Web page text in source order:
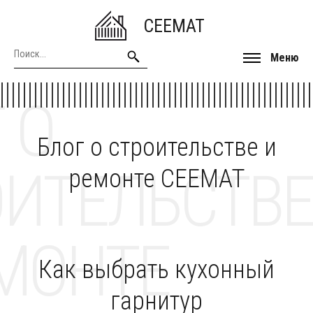
CEEMAT
Меню
Блог о строительстве и
ремонте CEEMAT
О
Как выбрать кухонный
гарнитур